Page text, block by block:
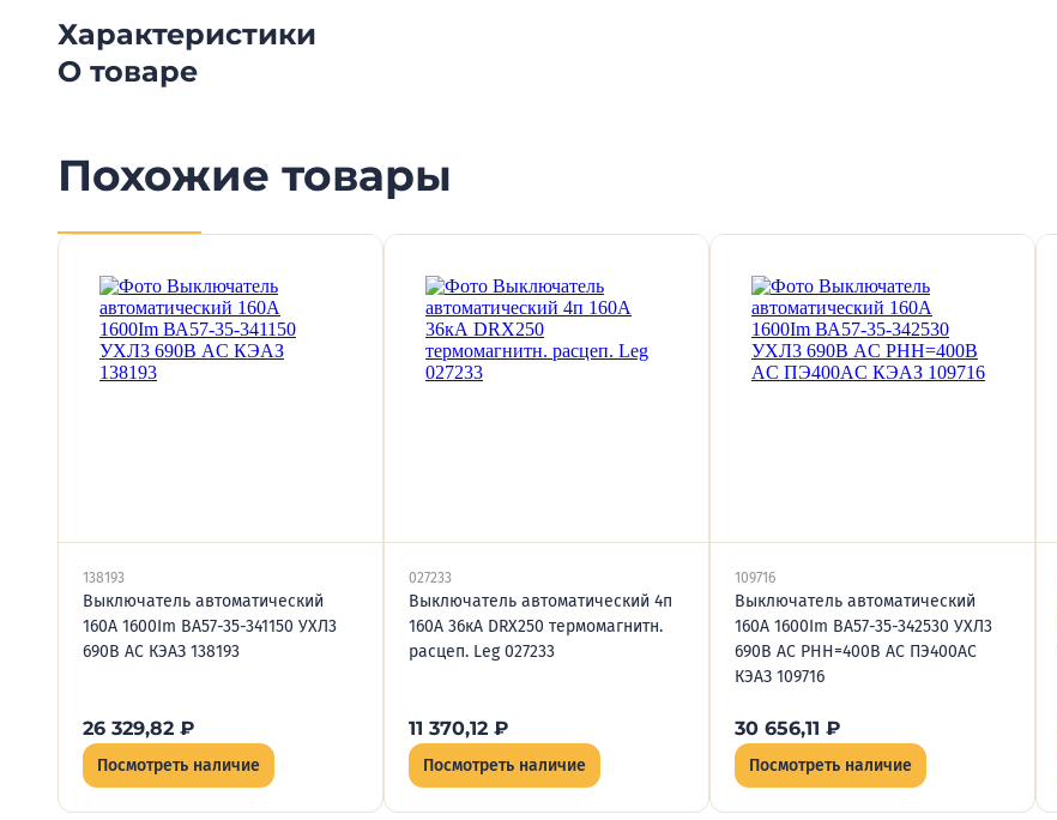
Характеристики
О товаре
Похожие товары
138193
Выключатель автоматический
160А 1600Im ВА57-35-341150 УХЛ3
690В AC КЭАЗ 138193
26 329,82 ₽
Посмотреть наличие
027233
Выключатель автоматический 4п
160А 36кА DRX250 термомагнитн.
расцеп. Leg 027233
11 370,12 ₽
Посмотреть наличие
109716
Выключатель автоматический
160А 1600Im ВА57-35-342530 УХЛ3
690В AC РНН=400В AC ПЭ400AC
КЭАЗ 109716
30 656,11 ₽
Посмотреть наличие